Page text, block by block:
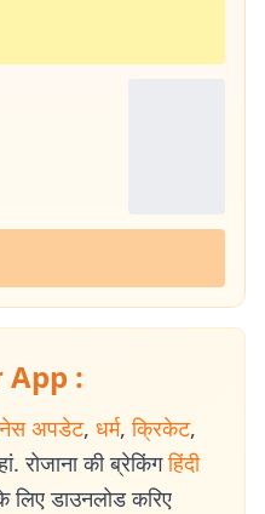
:
अपडेट, धर्म, क्रिकेट,
रोजाना की ब्रेकिंग हिंदी
डाउनलोड करिए